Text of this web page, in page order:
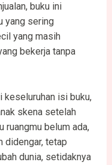
buku ini
yang sering
yang masih
bekerja tanpa
keseluruhan isi buku,
skena setelah
ruangmu belum ada,
didengar, tetap
dunia, setidaknya